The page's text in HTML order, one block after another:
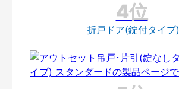
折戸ドア(錠付タイプ)